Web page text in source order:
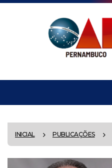
INICIAL PUBLICAÇÕES